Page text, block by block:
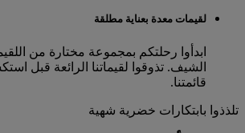
لقيمات معدة بعناية مطلقة
ابدأوا رحلتكم بمجموعة مختارة من
الشيف. تذوقوا لقيماتنا الرائعة قبل
قائمتنا.
تلذذوا بابتكارات خضرية شهية